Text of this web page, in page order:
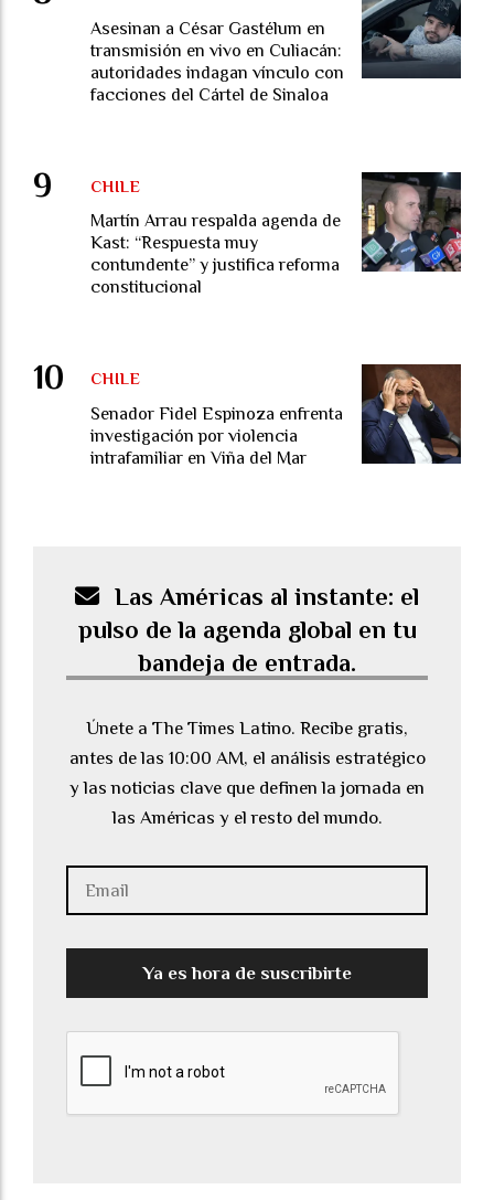
Asesinan a César Gastélum en
transmisión en vivo en Culiacán:
autoridades indagan vínculo con
facciones del Cártel de Sinaloa
Martín Arrau respalda agenda de
Kast: “Respuesta muy
contundente” y justifica reforma
constitucional
CHILE
Senador Fidel Espinoza enfrenta
investigación por violencia
intrafamiliar en Viña del Mar
CHILE
Las Américas al instante: el
pulso de la agenda global en tu
bandeja de entrada.
Únete a The Times Latino. Recibe gratis,
antes de las 10:00 AM, el análisis estratégico
y las noticias clave que definen la jornada en
las Américas y el resto del mundo.
Ya es hora de suscribirte